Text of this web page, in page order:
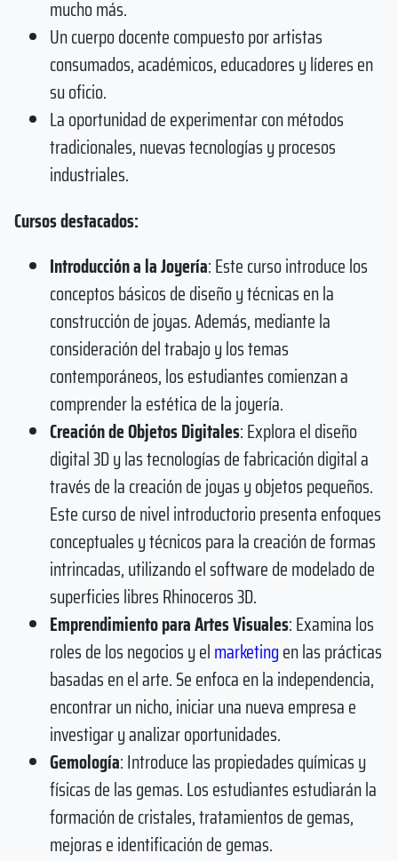
mucho más.
Un cuerpo docente compuesto por artistas
consumados, académicos, educadores y líderes en
su oficio.
La oportunidad de experimentar con métodos
tradicionales, nuevas tecnologías y procesos
industriales.
Cursos destacados:
Introducción a la Joyería: Este curso introduce los
conceptos básicos de diseño y técnicas en la
construcción de joyas. Además, mediante la
consideración del trabajo y los temas
contemporáneos, los estudiantes comienzan a
comprender la estética de la joyería.
Creación de Objetos Digitales: Explora el diseño
digital 3D y las tecnologías de fabricación digital a
través de la creación de joyas y objetos pequeños.
Este curso de nivel introductorio presenta enfoques
conceptuales y técnicos para la creación de formas
intrincadas, utilizando el software de modelado de
superficies libres Rhinoceros 3D.
Emprendimiento para Artes Visuales: Examina los
roles de los negocios y elmarketingen las prácticas
basadas en el arte. Se enfoca en la independencia,
encontrar un nicho, iniciar una nueva empresa e
investigar y analizar oportunidades.
Gemología: Introduce las propiedades químicas y
físicas de las gemas. Los estudiantes estudiarán la
formación de cristales, tratamientos de gemas,
mejoras e identificación de gemas.